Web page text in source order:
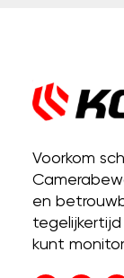
Voorkom
en
kunt